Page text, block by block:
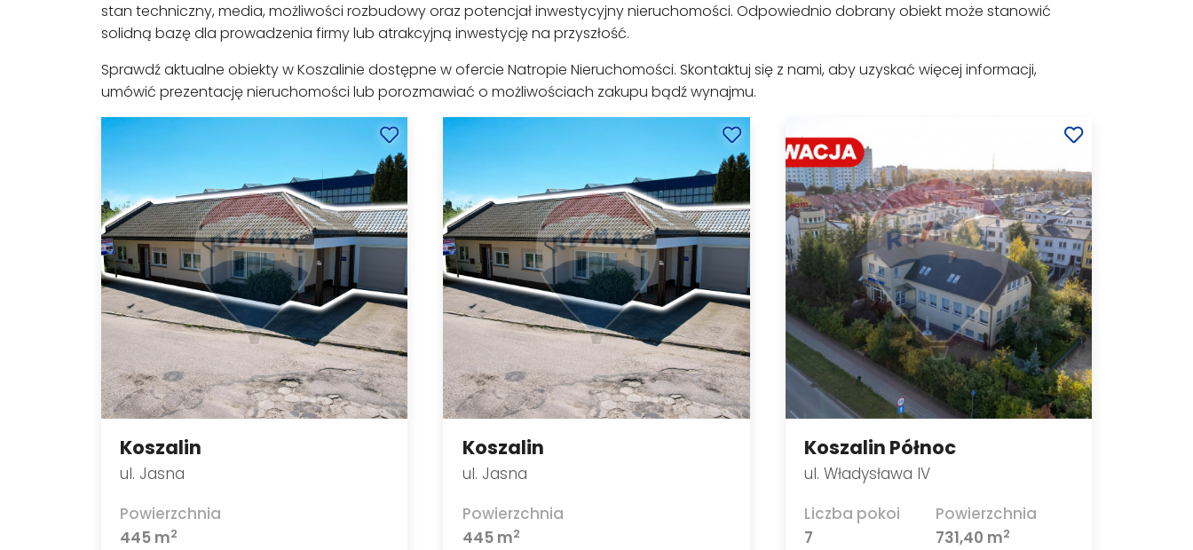
stan techniczny, media, możliwości rozbudowy oraz potencjał inwestycyjny nieruchomości. Odpowiednio dobrany obiekt może stanowić
solidną bazę dla prowadzenia firmy lub atrakcyjną inwestycję na przyszłość.
Sprawdź aktualne obiekty w Koszalinie dostępne w ofercie Natropie Nieruchomości. Skontaktuj się z nami, aby uzyskać więcej informacji,
umówić prezentację nieruchomości lub porozmawiać o możliwościach zakupu bądź wynajmu.
Koszalin
ul. Jasna
Powierzchnia
445 m2
Koszalin
ul. Jasna
Powierzchnia
445 m2
Koszalin Północ
ul. Władysława IV
Liczba pokoi
7
Powierzchnia
731,40 m2